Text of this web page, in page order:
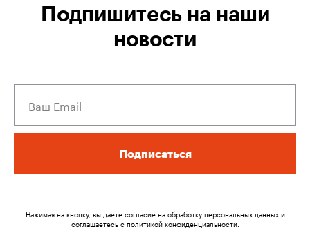
Подпишитесь на наши
новости
Подписаться
Нажимая на кнопку, вы даете согласие на обработку персональных данных и
соглашаетесь c политикой конфиденциальности.